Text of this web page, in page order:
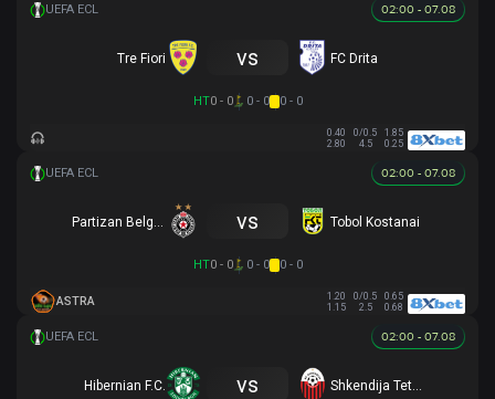
02:00 - 07.08
Tre Fiori vs FC Drita
HT0 - 0 0 - 0 0 - 0
0.40 0/0.5
1.85
2.80
4.5 0.25
02:00 - 07.08
vs Tobol Kostanai
HT0 - 0 0 - 0 0 - 0
ASTRA 1.20 0/0.5
0.65
1.15
2.5 0.68
02:00 - 07.08
Hibernian F.C. vs Shkendija Tetovo